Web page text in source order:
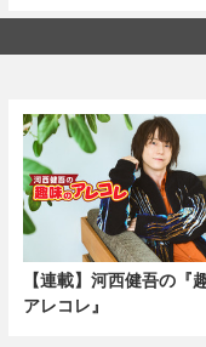
【連載】河西健吾の『
アレコレ』